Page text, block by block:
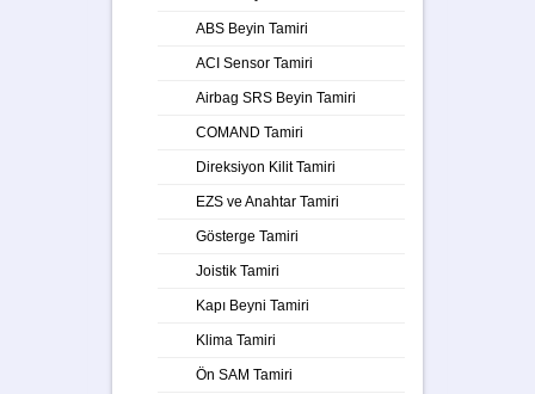
ABS Beyin Tamiri
ACI Sensor Tamiri
Airbag SRS Beyin Tamiri
COMAND Tamiri
Direksiyon Kilit Tamiri
EZS ve Anahtar Tamiri
Gösterge Tamiri
Joistik Tamiri
Kapı Beyni Tamiri
Klima Tamiri
Ön SAM Tamiri